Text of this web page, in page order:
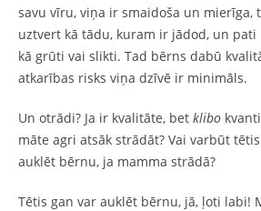
savu vīru, viņa ir smaidoša un mierīga,
uztvert kā tādu, kuram ir jādod, un
kā grūti vai slikti. Tad bērns dabū
atkarības risks viņa dzīvē ir minimāls.
Un otrādi? Ja ir kvalitāte, bet klibo
māte agri atsāk strādāt? Vai varbūt
auklēt bērnu, ja mamma strādā?
Tētis gan var auklēt bērnu, jā, ļoti labi!